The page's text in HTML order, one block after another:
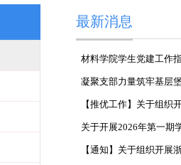
最新消息
材料学院学生党建工作
凝聚支部力量筑牢基层
【推优工作】关于组织
关于开展2026年第一期
【通知】关于组织开展